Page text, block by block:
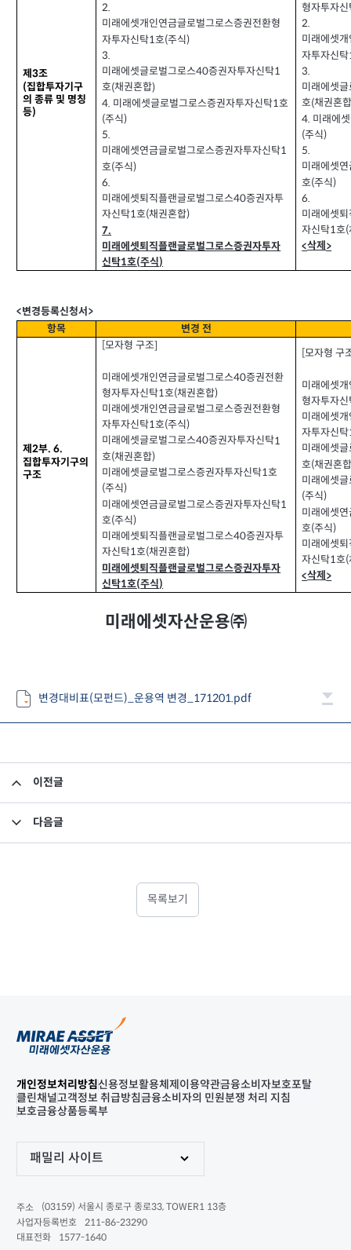
제3조
(집합투자기구
의 종류 및 명칭
등)
2.
미래에셋개인연금글로벌그로스증권전환형
자투자신탁1호(주식)
3.
미래에셋글로벌그로스40증권자투자신탁1
호(채권혼합)
4. 미래에셋글로벌그로스증권자투자신탁1호
(주식)
5.
미래에셋연금글로벌그로스증권자투자신탁1
호(주식)
6.
미래에셋퇴직플랜글로벌그로스40증권자투
자신탁1호(채권혼합)
7.
미래에셋퇴직플랜글로벌그로스증권자투자
신탁1호(주식)
형자투자신
2.
미래에셋
자투자신탁
3.
미래에셋
호(채권혼
4. 미래에
(주식)
5.
미래에셋
호(주식)
6.
미래에셋
자신탁1호(
<삭제>
<변경등록신청서 >
항목
변경 전
제2부. 6.
집합투자기구의
구조
[모자형 구조
미래에셋개인연금글로벌그로스40증권전환
형자투자신탁1호(채권혼합)
미래에셋개인연금글로벌그로스증권전환형
자투자신탁1호(주식)
미래에셋글로벌그로스40증권자투자신탁1
호(채권혼합)
미래에셋글로벌그로스증권자투자신탁1호
(주식)
미래에셋연금글로벌그로스증권자투자신탁1
호(주식)
미래에셋퇴직플랜글로벌그로스40증권자투
자신탁1호(채권혼합)
미래에셋퇴직플랜글로벌그로스증권자투자
신탁1호(주식)
[모자형 구
미래에셋
형자투자신
미래에셋
자투자신탁
미래에셋
호(채권혼
미래에셋
(주식)
미래에셋
호(주식)
미래에셋
자신탁1호(
<삭제>
미래에셋자산운용㈜
변경대비표(모펀드)_운용역 변경_171201.pdf
이전글
다음글
목록보기
개인정보처리방침신용정보활용체제 이용약관금융소비자보호포탈
클린채널고객정보 취급방침금융소비자의 민원분쟁 처리 지침
보호금융상품등록부
패밀리 사이트
주소
(03159) 서울시 종로구 종로33, TOWER1 13층
사업자등록번호
211-86-23290
대표전화
1577-1640